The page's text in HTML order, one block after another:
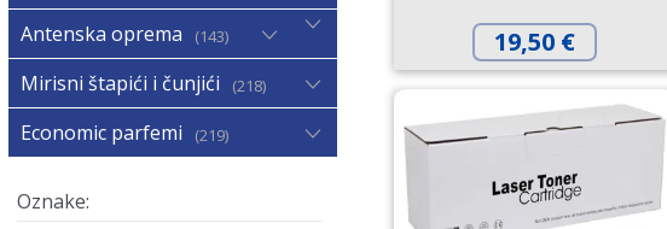
19,50 €
Antenska oprema 143
Mirisni štapići i čunjići 218
Economic parfemi 219